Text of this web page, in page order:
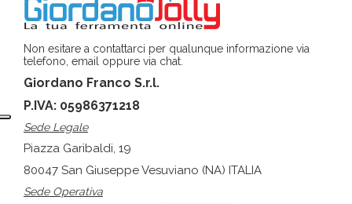
Non esitare a contattarci per qualunque informazione via
telefono, email oppure via chat.
Giordano Franco S.r.l.
P.IVA: 05986371218
Sede Legale
Piazza Garibaldi, 19
80047 San Giuseppe Vesuviano (NA) ITALIA
Sede Operativa